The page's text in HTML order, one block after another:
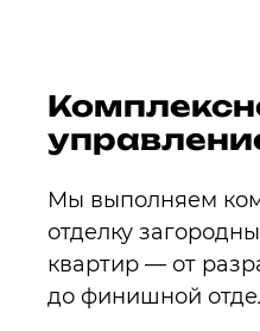
Мы выполняем
отделку
квартир — от
до финишной